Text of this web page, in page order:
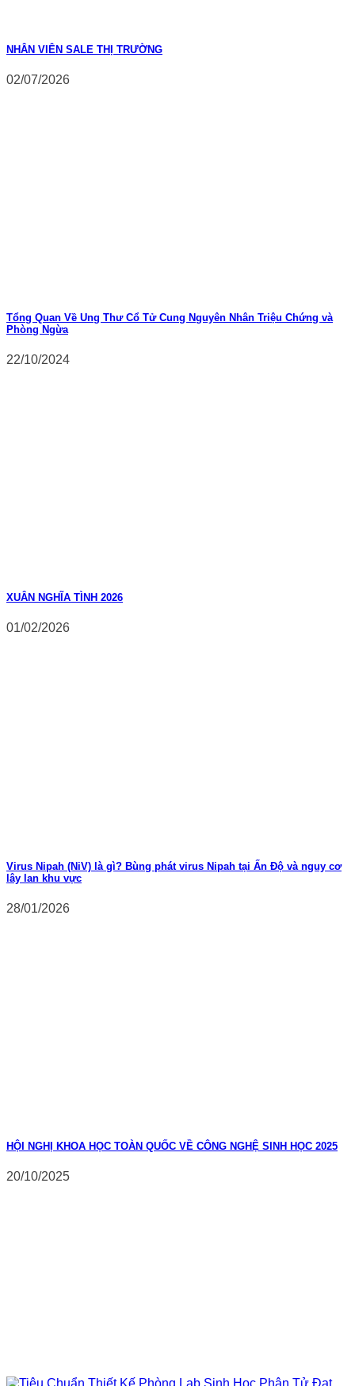
NHÂN VIÊN SALE THỊ TRƯỜNG
02/07/2026
Tổng Quan Về Ung Thư Cổ Tử Cung Nguyên Nhân Triệu Chứng và
Phòng Ngừa
22/10/2024
XUÂN NGHĨA TÌNH 2026
01/02/2026
Virus Nipah (NiV) là gì? Bùng phát virus Nipah tại Ấn Độ và nguy cơ
lây lan khu vực
28/01/2026
HỘI NGHỊ KHOA HỌC TOÀN QUỐC VỀ CÔNG NGHỆ SINH HỌC 2025
20/10/2025